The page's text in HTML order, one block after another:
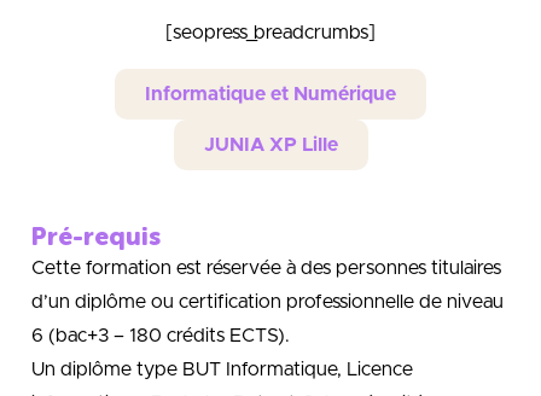
[seopress_breadcrumbs]
Informatique et Numérique
JUNIA XP Lille
Pré-requis
Cette formation est réservée à des personnes titulaires
d’un diplôme ou certification professionnelle de niveau
6 (bac+3 – 180 crédits ECTS).
Un diplôme type BUT Informatique, Licence